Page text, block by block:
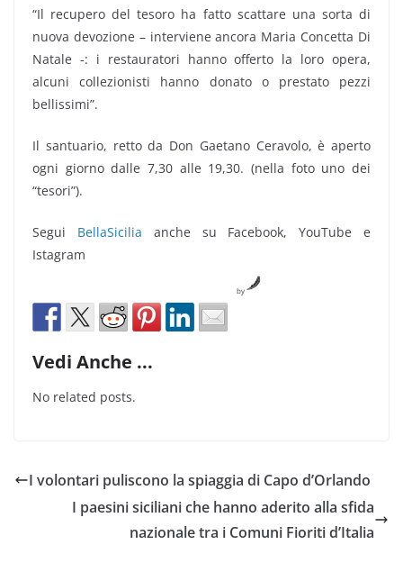
“Il recupero del tesoro ha fatto scattare una sorta di
nuova devozione – interviene ancora Maria Concetta Di
Natale -: i restauratori hanno offerto la loro opera,
alcuni collezionisti hanno donato o prestato pezzi
bellissimi”.
Il santuario, retto da Don Gaetano Ceravolo, è aperto
ogni giorno dalle 7,30 alle 19,30. (nella foto uno dei
“tesori”).
Segui BellaSicilia anche su Facebook, YouTube e
Istagram
by
Vedi Anche ...
No related posts.
I volontari puliscono la spiaggia di Capo d’Orlando
I paesini siciliani che hanno aderito alla sfida
nazionale tra i Comuni Fioriti d’Italia